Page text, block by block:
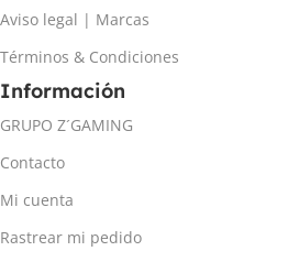
Aviso legal | Marcas
Términos & Condiciones
Información
GRUPO Z´GAMING
Contacto
Mi cuenta
Rastrear mi pedido